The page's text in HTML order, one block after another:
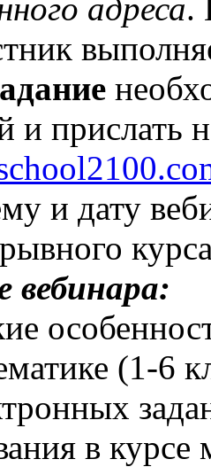
адреса.
и прислать
и дату
вебинара:
(1-6
в курсе